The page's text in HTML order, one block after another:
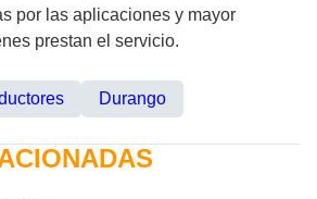
por las aplicaciones y mayor
prestan el servicio.
Durango